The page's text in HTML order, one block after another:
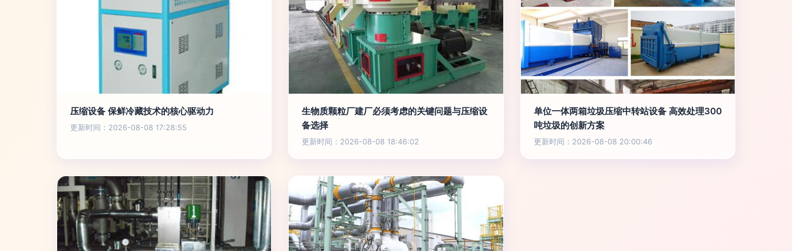
压缩设备 保鲜冷藏技术的核心驱动力
更新时间：2026-08-08 17:28:55
生物质颗粒厂建厂必须考虑的关键问题与压缩设
备选择
更新时间：2026-08-08 18:46:02
单位一体两箱垃圾压缩中转站设备 高效处理300
吨垃圾的创新方案
更新时间：2026-08-08 20:00:46